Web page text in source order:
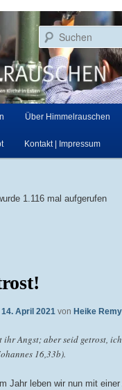
der Evangelischen Kirche in
Über Himmelrauschen
Kontakt | Impressum
1.116 mal aufgerufen
14. April 2021 von Heike Remy
ihr Angst; aber seid getrost,
16,33b).
Jahr leben wir nun mit